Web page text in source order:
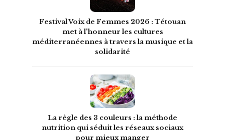
Festival Voix de Femmes 2026 : Tétouan
met à l'honneur les cultures
méditerranéennes à travers la musique et la
solidarité
La règle des 3 couleurs : la méthode
nutrition qui séduit les réseaux sociaux
pour mieux manger